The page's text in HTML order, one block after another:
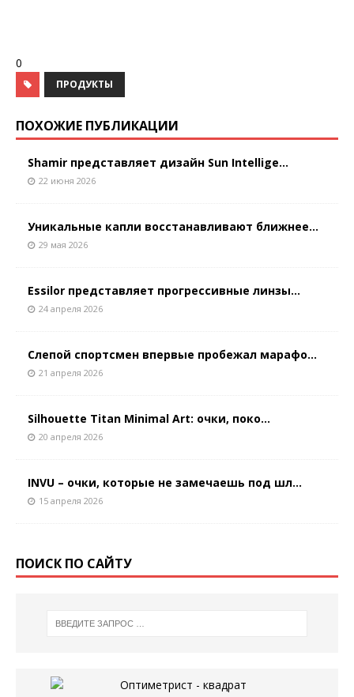
0
ПРОДУКТЫ
ПОХОЖИЕ ПУБЛИКАЦИИ
Shamir представляет дизайн Sun Intellige...
22 июня 2026
Уникальные капли восстанавливают ближнее...
29 мая 2026
Essilor представляет прогрессивные линзы...
24 апреля 2026
Слепой спортсмен впервые пробежал марафо...
21 апреля 2026
Silhouette Titan Minimal Art: очки, поко...
20 апреля 2026
INVU – очки, которые не замечаешь под шл...
15 апреля 2026
ПОИСК ПО САЙТУ